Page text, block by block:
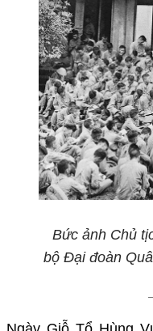
Bức ảnh Chủ
bộ Đại đoàn